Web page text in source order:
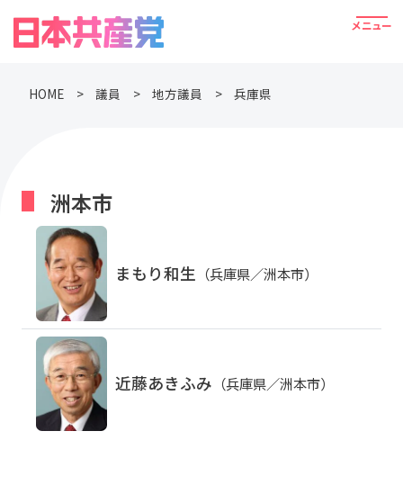
HOME 議員 地方議員 兵庫県
洲本市
まもり和生 （兵庫県／洲本市）
近藤あきふみ （兵庫県／洲本市）